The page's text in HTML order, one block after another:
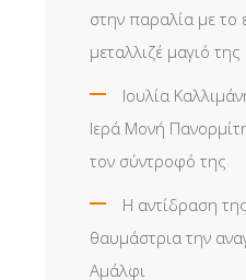
στην παραλία με το
μεταλλιζέ μαγιό της
Ιουλία
Ιερά Μονή
τον σύντροφό της
Η αντίδραση
θαυμάστρια την
Αμάλφι